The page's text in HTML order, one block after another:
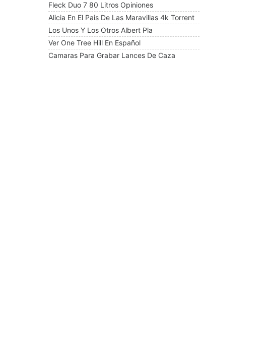
Fleck Duo 7 80 Litros Opiniones
Alicia En El Pais De Las Maravillas 4k Torrent
Los Unos Y Los Otros Albert Pla
Ver One Tree Hill En Español
Camaras Para Grabar Lances De Caza